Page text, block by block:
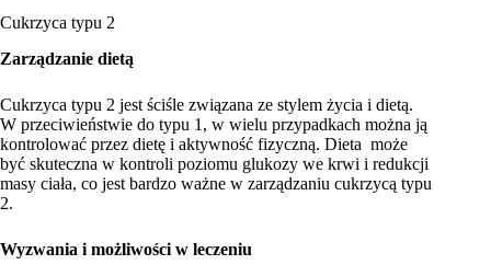
Cukrzyca typu 2
Zarządzanie dietą
Cukrzyca typu 2 jest ściśle związana ze stylem życia i dietą.
W przeciwieństwie do typu 1, w wielu przypadkach można ją
kontrolować przez dietę i aktywność fizyczną. Dieta może
być skuteczna w kontroli poziomu glukozy we krwi i redukcji
masy ciała, co jest bardzo ważne w zarządzaniu cukrzycą typu
2.
Wyzwania i możliwości w leczeniu